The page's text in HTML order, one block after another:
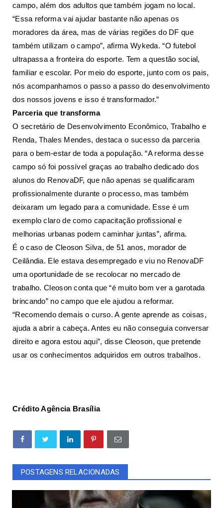
campo, além dos adultos que também jogam no local.
“Essa reforma vai ajudar bastante não apenas os
moradores da área, mas de várias regiões do DF que
também utilizam o campo”, afirma Wykeda. “O futebol
ultrapassa a fronteira do esporte. Tem a questão social,
familiar e escolar. Por meio do esporte, junto com os pais,
nós acompanhamos o passo a passo do desenvolvimento
dos nossos jovens e isso é transformador.”
Parceria que transforma
O secretário de Desenvolvimento Econômico, Trabalho e
Renda, Thales Mendes, destaca o sucesso da parceria
para o bem-estar de toda a população. “A reforma desse
campo só foi possível graças ao trabalho dedicado dos
alunos do RenovaDF, que não apenas se qualificaram
profissionalmente durante o processo, mas também
deixaram um legado para a comunidade. Esse é um
exemplo claro de como capacitação profissional e
melhorias urbanas podem caminhar juntas”, afirma.
É o caso de Cleoson Silva, de 51 anos, morador de
Ceilândia. Ele estava desempregado e viu no RenovaDF
uma oportunidade de se recolocar no mercado de
trabalho. Cleoson conta que “é muito bom ver a garotada
brincando” no campo que ele ajudou a reformar.
“Recomendo demais o curso. A gente aprende as coisas,
ajuda a abrir a cabeça. Antes eu não conseguia conversar
direito e agora estou aqui”, disse Cleoson, que pretende
usar os conhecimentos adquiridos em outros trabalhos.
Crédito Agência Brasília
POSTAGENS RELACIONADAS